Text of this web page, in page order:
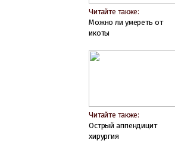
Читайте также:
Можно ли умереть от
икоты
Читайте также:
Острый аппендицит
хирургия